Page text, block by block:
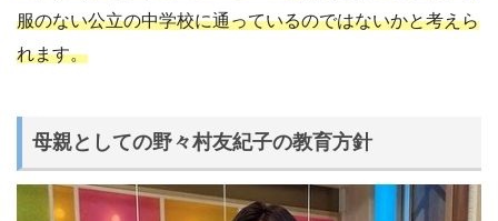
服のない公立の中学校に通っているのではないかと考えら
れます。
母親としての野々村友紀子の教育方針